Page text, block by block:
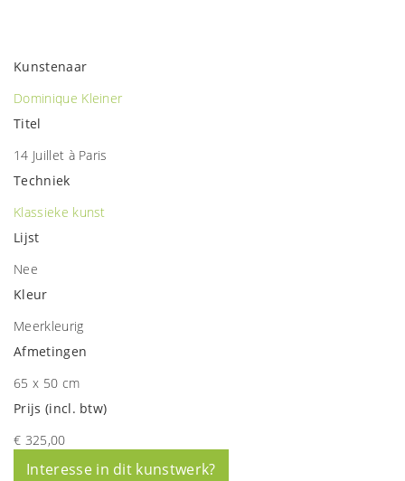
Kunstenaar
Dominique Kleiner
Titel
14 Juillet à Paris
Techniek
Klassieke kunst
Lijst
Nee
Kleur
Meerkleurig
Afmetingen
65 x 50 cm
Prijs (incl. btw)
€ 325,00
Interesse in dit kunstwerk?